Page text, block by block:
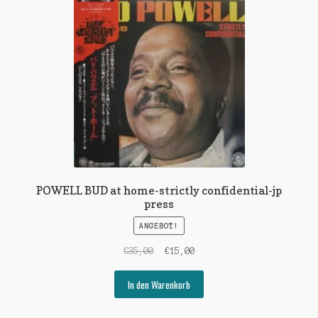
POWELL BUD at home-strictly confidential-jp
press
ANGEBOT!
€35,00
Ursprünglicher
war:
€35,00
€15,00Aktueller
€15,00.
In den Warenkorb